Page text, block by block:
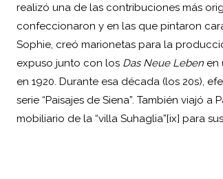
realizó una de las contribuciones más
confeccionaron y en las que pintaron
Sophie, creó marionetas para la
expuso junto con los Das Neue Leben en
en 1920. Durante esa década (los 20s),
serie “Paisajes de Siena”. También viajó
mobiliario de la “villa Suhaglia”[ix] para